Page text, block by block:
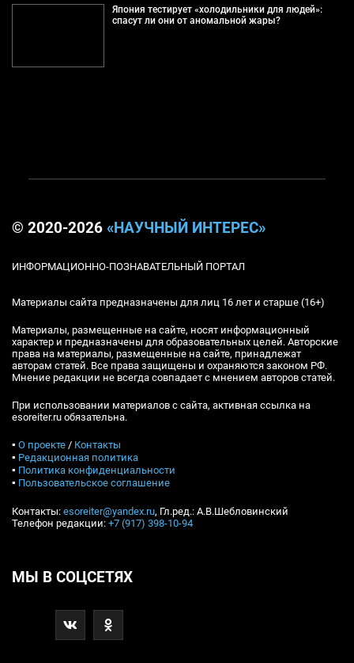
Япония тестирует «холодильники для людей»:
спасут ли они от аномальной жары?
© 2020-2026 «НАУЧНЫЙ ИНТЕРЕС»
ИНФОРМАЦИОННО-ПОЗНАВАТЕЛЬНЫЙ ПОРТАЛ
Материалы сайта предназначены для лиц 16 лет и старше (16+)
Материалы, размещенные на сайте, носят информационный
характер и предназначены для образовательных целей. Авторские
права на материалы, размещенные на сайте, принадлежат
авторам статей. Все права защищены и охраняются законом РФ.
Мнение редакции не всегда совпадает с мнением авторов статей.
При использовании материалов с сайта, активная ссылка на
esoreiter.ru обязательна.
▪ О проекте / Контакты
▪ Редакционная политика
▪ Политика конфиденциальности
▪ Пользовательское соглашение
Контакты: esoreiter@yandex.ru, Гл.ред.: А.В.Шебловинский
Телефон редакции: +7 (917) 398-10-94
МЫ В СОЦСЕТЯХ